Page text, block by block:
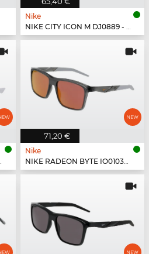
Nike
NIKE CITY ICON M DJ0889 - 664
71,20 €
Nike
NIKE RADEON BYTE IO0103X - 084